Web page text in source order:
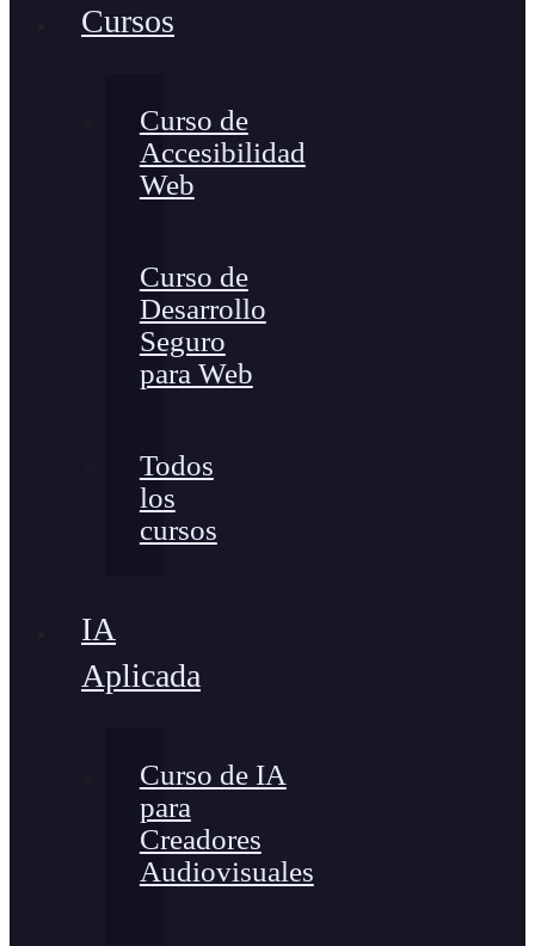
Cursos
Curso de
Accesibilidad
Web
Curso de
Desarrollo
Seguro
para Web
Todos
los
cursos
IA
Aplicada
Curso de IA
para
Creadores
Audiovisuales